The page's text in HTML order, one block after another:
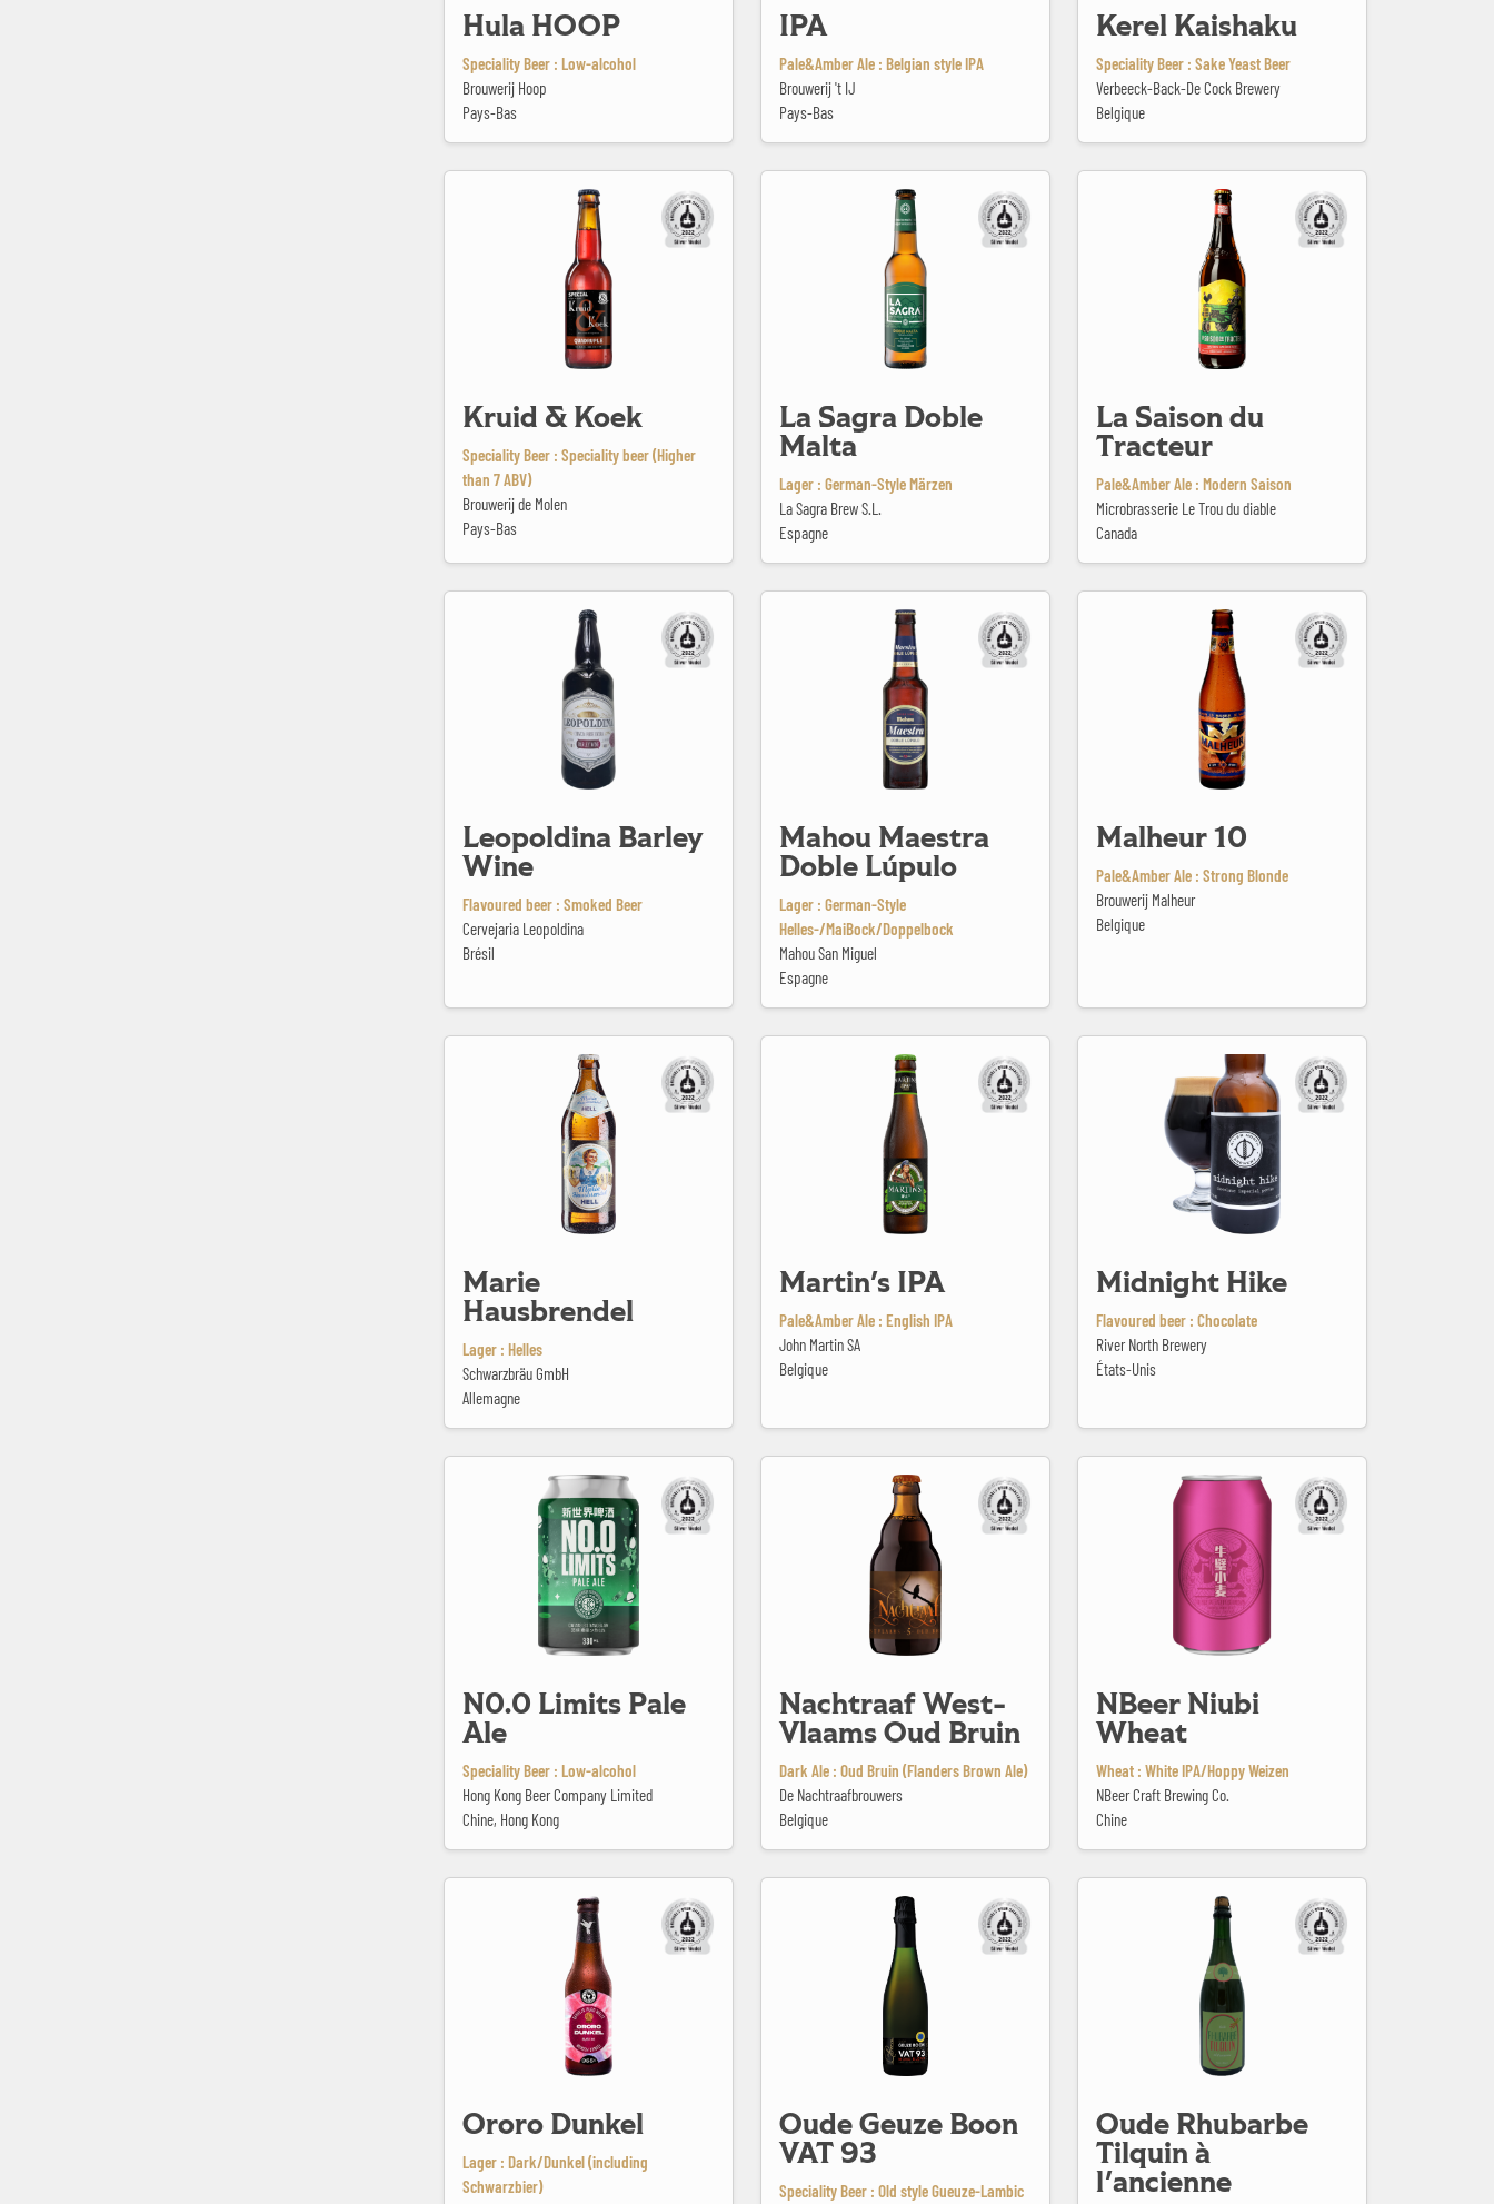
Hula HOOP
Speciality Beer : Low-alcohol
Brouwerij Hoop
Pays-Bas
IPA
Pale&Amber Ale : Belgian style IPA
Brouwerij 't IJ
Pays-Bas
Kerel Kaishaku
Speciality Beer : Sake Yeast Beer
Verbeeck-Back-De Cock Brewery
Belgique
Kruid & Koek
Speciality Beer : Speciality beer (Higher
than 7 ABV)
Brouwerij de Molen
Pays-Bas
La Sagra Doble
Malta
Lager : German-Style Märzen
La Sagra Brew S.L.
Espagne
La Saison du
Tracteur
Pale&Amber Ale : Modern Saison
Microbrasserie Le Trou du diable
Canada
Leopoldina Barley
Wine
Flavoured beer : Smoked Beer
Cervejaria Leopoldina
Brésil
Mahou Maestra
Doble Lúpulo
Lager : German-Style
Helles-/MaiBock/Doppelbock
Mahou San Miguel
Espagne
Malheur 10
Pale&Amber Ale : Strong Blonde
Brouwerij Malheur
Belgique
Marie
Hausbrendel
Lager : Helles
Schwarzbräu GmbH
Allemagne
Martin's IPA
Pale&Amber Ale : English IPA
John Martin SA
Belgique
Midnight Hike
Flavoured beer : Chocolate
River North Brewery
États-Unis
N0.0 Limits Pale
Ale
Speciality Beer : Low-alcohol
Hong Kong Beer Company Limited
Chine, Hong Kong
Nachtraaf West-
Vlaams Oud Bruin
Dark Ale : Oud Bruin (Flanders Brown Ale)
De Nachtraafbrouwers
Belgique
NBeer Niubi
Wheat
Wheat : White IPA/Hoppy Weizen
NBeer Craft Brewing Co.
Chine
Ororo Dunkel
Lager : Dark/Dunkel (including
Schwarzbier)
Oude Geuze Boon
VAT 93
Speciality Beer : Old style Gueuze-Lambic
Oude Rhubarbe
Tilquin à
l'ancienne